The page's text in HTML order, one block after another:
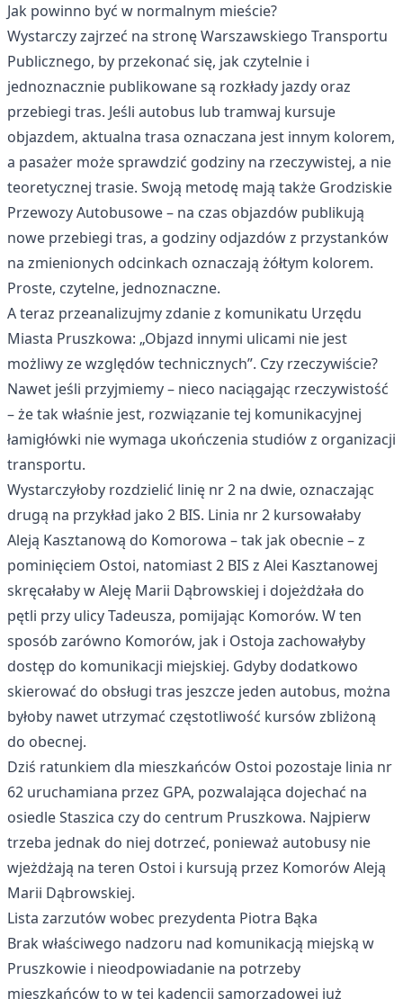
Jak powinno być w normalnym mieście?
Wystarczy zajrzeć na stronę Warszawskiego Transportu
Publicznego, by przekonać się, jak czytelnie i
jednoznacznie publikowane są rozkłady jazdy oraz
przebiegi tras. Jeśli autobus lub tramwaj kursuje
objazdem, aktualna trasa oznaczana jest innym kolorem,
a pasażer może sprawdzić godziny na rzeczywistej, a nie
teoretycznej trasie. Swoją metodę mają także Grodziskie
Przewozy Autobusowe – na czas objazdów publikują
nowe przebiegi tras, a godziny odjazdów z przystanków
na zmienionych odcinkach oznaczają żółtym kolorem.
Proste, czytelne, jednoznaczne.
A teraz przeanalizujmy zdanie z komunikatu Urzędu
Miasta Pruszkowa: „Objazd innymi ulicami nie jest
możliwy ze względów technicznych”. Czy rzeczywiście?
Nawet jeśli przyjmiemy – nieco naciągając rzeczywistość
– że tak właśnie jest, rozwiązanie tej komunikacyjnej
łamigłówki nie wymaga ukończenia studiów z organizacji
transportu.
Wystarczyłoby rozdzielić linię nr 2 na dwie, oznaczając
drugą na przykład jako 2 BIS. Linia nr 2 kursowałaby
Aleją Kasztanową do Komorowa – tak jak obecnie – z
pominięciem Ostoi, natomiast 2 BIS z Alei Kasztanowej
skręcałaby w Aleję Marii Dąbrowskiej i dojeżdżała do
pętli przy ulicy Tadeusza, pomijając Komorów. W ten
sposób zarówno Komorów, jak i Ostoja zachowałyby
dostęp do komunikacji miejskiej. Gdyby dodatkowo
skierować do obsługi tras jeszcze jeden autobus, można
byłoby nawet utrzymać częstotliwość kursów zbliżoną
do obecnej.
Dziś ratunkiem dla mieszkańców Ostoi pozostaje linia nr
62 uruchamiana przez GPA, pozwalająca dojechać na
osiedle Staszica czy do centrum Pruszkowa. Najpierw
trzeba jednak do niej dotrzeć, ponieważ autobusy nie
wjeżdżają na teren Ostoi i kursują przez Komorów Aleją
Marii Dąbrowskiej.
Lista zarzutów wobec prezydenta Piotra Bąka
Brak właściwego nadzoru nad komunikacją miejską w
Pruszkowie i nieodpowiadanie na potrzeby
mieszkańców to w tej kadencji samorządowej już